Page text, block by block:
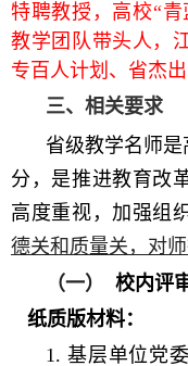
特聘教授，高校“青
教学团队带头人，
专百人计划、省杰
三、相关要求
省级教学名师
分，是推进教育改
高度重视，加强组
德关和质量关，对
（一）
校内评
纸质版材料：
1. 基层单位党